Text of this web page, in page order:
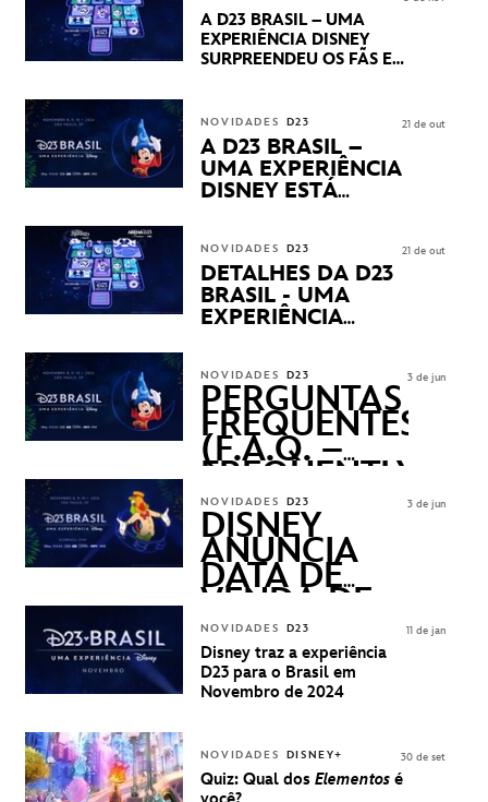
PRÉVIAS E NOVIDADES
DOS SEUS PRÓXIMOS
LANÇAMENTOS
A D23 BRASIL – UMA
EXPERIÊNCIA DISNEY
SURPREENDEU OS FÃS EM
APRESENTAÇÕES E
PRODUTOS EXCLUSIVOS
NO TRANSAMÉRICA EXPO
CENTER EM SÃO PAULO
NOVIDADES D23
A D23 BRASIL –
UMA EXPERIÊNCIA
DISNEY ESTÁ
21 de out
NOVIDADES D23
DETALHES DA D23
BRASIL - UMA
EXPERIÊNCIA
21 de out
NOVIDADES D23
PERGUNTAS
FREQUENTES
(F.A.Q. –
FREQUENTLY
ASKED
QUESTIONS)
3 de jun
NOVIDADES D23
DISNEY
ANUNCIA
DATA DE
VENDA DE
INGRESSOS
PARA A D23
BRASIL -
UMA
DISNEY
3 de jun
NOVIDADES D23
Disney traz a experiência
D23 para o Brasil em
Novembro de 2024
11 de jan
NOVIDADES DISNEY+
Quiz: Qual dos Elementos é
30 de set